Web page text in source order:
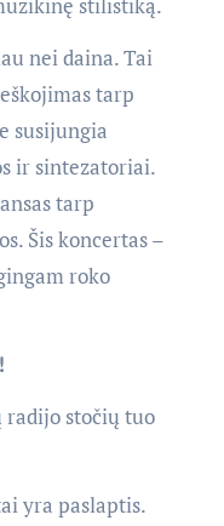
stilistiką.
nei daina. Tai
tarp
susijungia
ir sintezatoriai.
tarp
Šis koncertas –
roko
radijo stočių tuo
yra paslaptis.